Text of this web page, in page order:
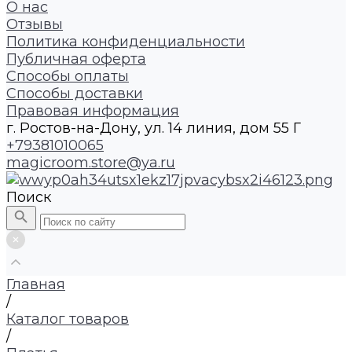
О нас
Отзывы
Политика конфиденциальности
Публичная оферта
Способы оплаты
Способы доставки
Правовая информация
г. Ростов-на-Дону, ул. 14 линия, дом 55 Г
+79381010065
magicroom.store@ya.ru
Поиск
Главная
/
Каталог товаров
/